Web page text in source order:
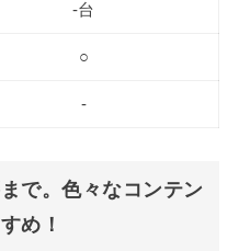
-台
○
-
で。色々なコンテン
め！